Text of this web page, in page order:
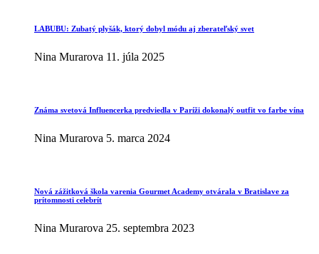
LABUBU: Zubatý plyšák, ktorý dobyl módu aj zberateľský svet
Nina Murarova 11. júla 2025
Známa svetová Influencerka predviedla v Paríži dokonalý outfit vo farbe vína
Nina Murarova 5. marca 2024
Nová zážitková škola varenia Gourmet Academy otvárala v Bratislave za
prítomnosti celebrít
Nina Murarova 25. septembra 2023